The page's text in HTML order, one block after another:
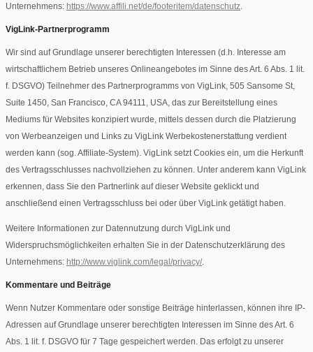
Unternehmens: https://www.affili.net/de/footeritem/datenschutz
VigLink-Partnerprogramm
Wir sind auf Grundlage unserer berechtigten Interessen (d.h. Interesse am
wirtschaftlichem Betrieb unseres Onlineangebotes im Sinne des Art. 6 Abs. 1 lit.
f. DSGVO) Teilnehmer des Partnerprogramms von VigLink, 505 Sansome St,​
Suite 1450,​ San Francisco, CA 94111, USA, das zur Bereitstellung eines
Mediums für Websites konzipiert wurde, mittels dessen durch die Platzierung
von Werbeanzeigen und Links zu VigLink Werbekostenerstattung verdient
werden kann (sog. Affiliate-System). VigLink setzt Cookies ein, um die Herkunft
des Vertragsschlusses nachvollziehen zu können. Unter anderem kann VigLink
erkennen, dass Sie den Partnerlink auf dieser Website geklickt und
anschließend einen Vertragsschluss bei oder über VigLink getätigt haben.
Weitere Informationen zur Datennutzung durch VigLink und
Widerspruchsmöglichkeiten erhalten Sie in der Datenschutzerklärung des
Unternehmens: http://www.viglink.com/legal/privacy/.
Kommentare und Beiträge
Wenn Nutzer Kommentare oder sonstige Beiträge hinterlassen, können ihre IP-
Adressen auf Grundlage unserer berechtigten Interessen im Sinne des Art. 6
Abs. 1 lit. f. DSGVO für 7 Tage gespeichert werden. Das erfolgt zu unserer